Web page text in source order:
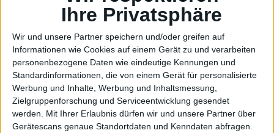
Ihre Privatsphäre
Wir und unsere Partner speichern und/oder greifen auf
Informationen wie Cookies auf einem Gerät zu und verarbeiten
personenbezogene Daten wie eindeutige Kennungen und
Standardinformationen, die von einem Gerät für personalisierte
Werbung und Inhalte, Werbung und Inhaltsmessung,
Zielgruppenforschung und Serviceentwicklung gesendet
werden. Mit Ihrer Erlaubnis dürfen wir und unsere Partner über
Gerätescans genaue Standortdaten und Kenndaten abfragen.
Alexander Trust, den 4. Juli 2010
DasiPhone4ist bereits gejailbreakt
realisiert worden, auch wenn er
leider noch nicht veröffentlicht
wurde. Nun arbeitet Dev-Team an
einem passenden Unlock für das